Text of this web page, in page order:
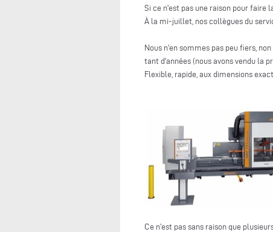
Si ce n'est pas une raison pour faire
À la mi-juillet, nos collègues du
Nous n'en sommes pas peu fiers,
tant d'années (nous avons vendu la
Flexible, rapide, aux dimensions
Ce n'est pas sans raison que